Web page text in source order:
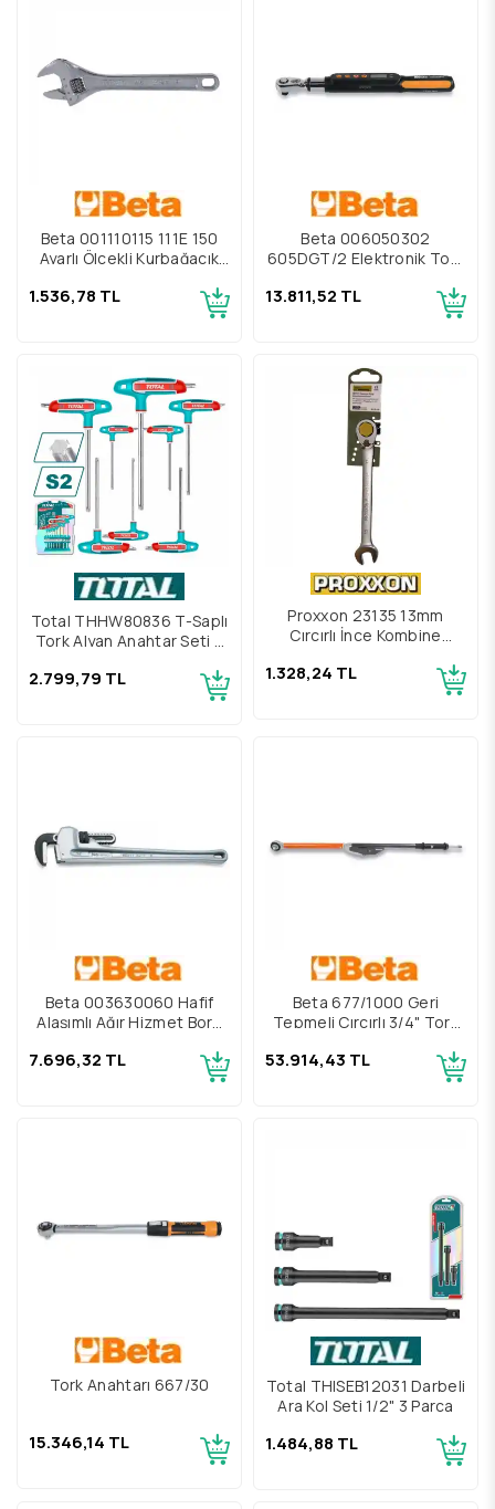
Beta 001110115 111E 150
Ayarlı Ölçekli Kurbağacık
1.536,78 TL
Beta 006050302
605DGT/2 Elektronik Tork
13.811,52 TL
Total THHW80836 T-Saplı
Tork Alyan Anahtar Seti 8
2.799,79 TL
Proxxon 23135 13mm
Cırcırlı İnce Kombine
1.328,24 TL
Beta 003630060 Hafif
Alaşımlı Ağır Hizmet Boru
7.696,32 TL
Beta 677/1000 Geri
Tepmeli Cırcırlı 3/4" Tork
53.914,43 TL
Tork Anahtarı 667/30
15.346,14 TL
Total THISEB12031 Darbeli
Ara Kol Seti 1/2" 3 Parça
1.484,88 TL